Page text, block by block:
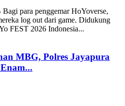
para penggemar HoYoverse,
log out dari game. Didukung
FEST 2026 Indonesia...
MBG, Polres Jayapura